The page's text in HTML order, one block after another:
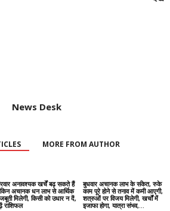
News Desk
MORE FROM AUTHOR
अनावश्यक खर्चें बढ़ सकते हैं
अचानक धन लाभ से आर्थिक
मिलेगी, किसी को उधार न दें,
राशिफल
बुधवार अचानक लाभ के संकेत, रुके
काम पूरे होने से तनाव में कमी आएगी,
शत्रुओं पर विजय मिलेगी, खर्चों में
इजाफा होगा, यात्रा संभव,...